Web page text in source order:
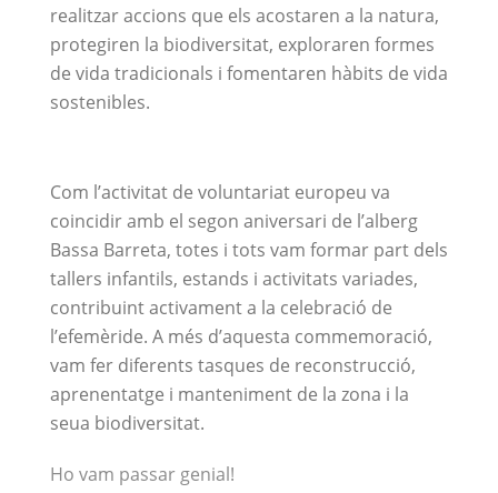
realitzar accions que els acostaren a la natura,
protegiren la biodiversitat, exploraren formes
de vida tradicionals i fomentaren hàbits de vida
sostenibles.
Com l’activitat de voluntariat europeu va
coincidir amb el segon aniversari de l’alberg
Bassa Barreta, totes i tots vam formar part dels
tallers infantils, estands i activitats variades,
contribuint activament a la celebració de
l’efemèride. A més d’aquesta commemoració,
vam fer diferents tasques de reconstrucció,
aprenentatge i manteniment de la zona i la
seua biodiversitat.
Ho vam passar genial!